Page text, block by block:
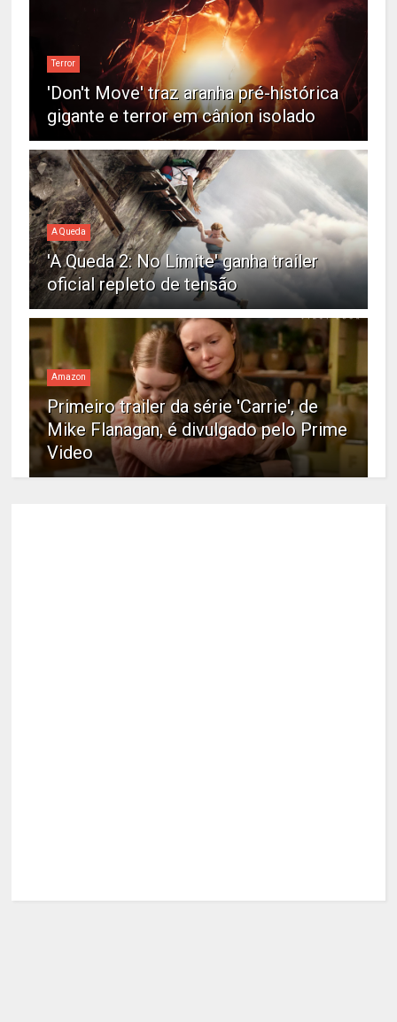
Terror
'Don't Move' traz aranha pré-histórica
gigante e terror em cânion isolado
A Queda
'A Queda 2: No Limite' ganha trailer
oficial repleto de tensão
Amazon
Primeiro trailer da série 'Carrie', de
Mike Flanagan, é divulgado pelo Prime
Video